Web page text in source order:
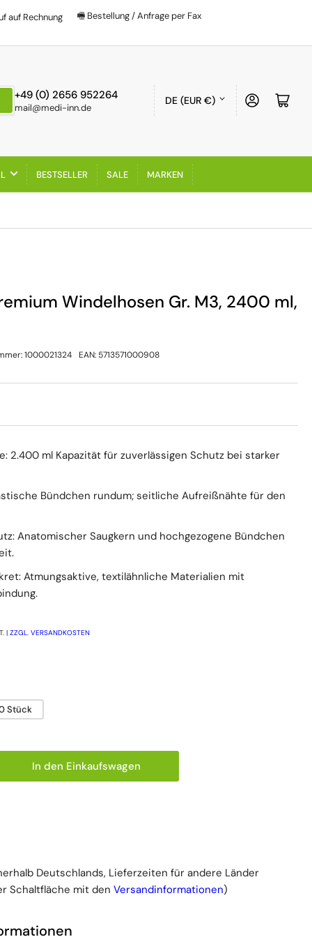
auf Rechnung
🖷 Bestellung / Anfrage per Fax
+49 (0) 2656 952264
mail@medi-inn.de
Land/Region
DE (EUR €) AnmeldenMini-
BESTSELLER SALE MARKEN
Windelhosen Gr. M3, 2400 ml,
1000021324 EAN: 5713571000908
2.400 ml Kapazität für zuverlässigen Schutz bei starker
Bündchen rundum; seitliche Aufreißnähte für den
Anatomischer Saugkern und hochgezogene Bündchen
Atmungsaktive, textilähnliche Materialien mit
| ZZGL. VERSANDKOSTEN
Stück
für Abena Pants Premium Windelhosen Gr. M3,
erhöhen für Abena Pants Premium Windelhosen
In den Einkaufswagen
Deutschlands, Lieferzeiten für andere Länder
Schaltfläche mit den Versandinformationen)